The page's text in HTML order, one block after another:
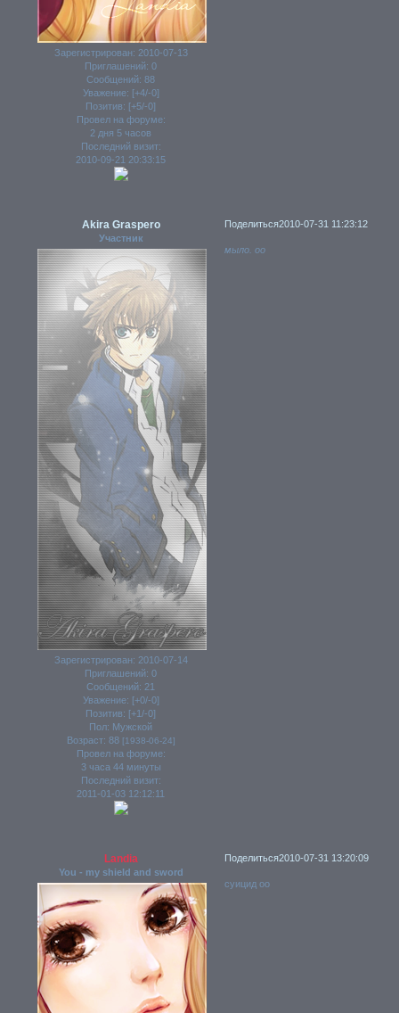
Зарегистрирован: 2010-07-13
Приглашений: 0
Сообщений: 88
Уважение: [+4/-0]
Позитив: [+5/-0]
Провел на форуме:
2 дня 5 часов
Последний визит:
2010-09-21 20:33:15
Поделиться2010-07-31 11:23:12
Akira Graspero
Участник
Зарегистрирован: 2010-07-14
Приглашений: 0
Сообщений: 21
Уважение: [+0/-0]
Позитив: [+1/-0]
Пол: Мужской
Возраст: 88 [1938-06-24]
Провел на форуме:
3 часа 44 минуты
Последний визит:
2011-01-03 12:12:11
мыло. оо
Поделиться2010-07-31 13:20:09
Landia
You - my shield and sword
суицид оо